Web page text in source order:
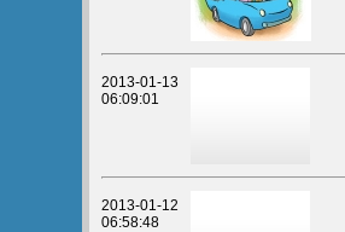
2013-01-13
06:09:01
2013-01-12
06:58:48